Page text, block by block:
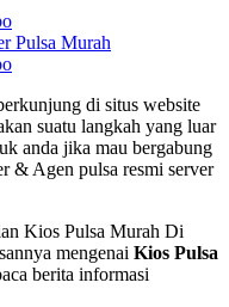
Pulsa Murah
di situs website
suatu langkah yang luar
anda jika mau bergabung
& Agen pulsa resmi server
Kios Pulsa Murah Di
mengenai Kios Pulsa
berita informasi